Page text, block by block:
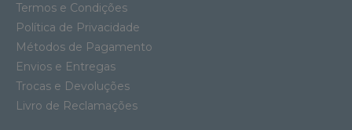
Termos e Condições
Política de Privacidade
Métodos de Pagamento
Envios e Entregas
Trocas e Devoluções
Livro de Reclamações